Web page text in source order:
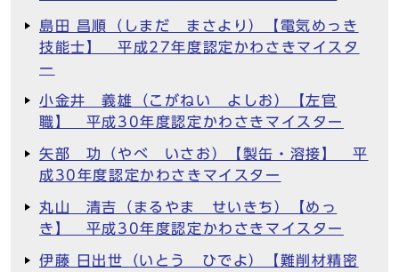
島田 昌順（しまだ まさより）【電気めっき
技能士】 平成27年度認定かわさきマイスタ
ー
小金井 義雄（こがねい よしお）【左官
職】 平成30年度認定かわさきマイスター
矢部 功（やべ いさお）【製缶・溶接】 平
成30年度認定かわさきマイスター
丸山 清吉（まるやま せいきち）【めっ
き】 平成30年度認定かわさきマイスター
伊藤 日出世（いとう ひでよ）【難削材精密